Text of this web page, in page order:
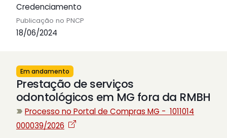
Credenciamento
Publicação no PNCP
18/06/2024
Em andamento
Prestação de serviços
odontológicos em MG fora da RMBH
Processo no Portal de Compras MG - 1011014
000039/2026